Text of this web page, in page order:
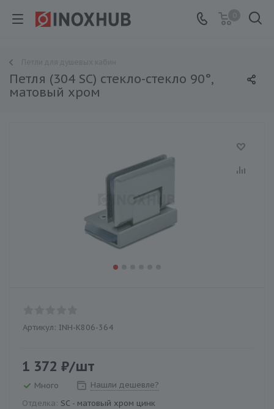
0
Петля (304 SC) стекло-стекло 90°,
матовый хром
Артикул: INH-K806-364
1 372 ₽/шт
Много
Нашли дешевле?
Отделка: SC - матовый хром цинк